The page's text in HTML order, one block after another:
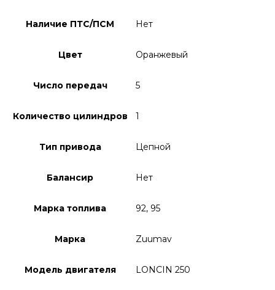
Наличие ПТС/ПСМ Нет
Цвет Оранжевый
Число передач 5
Количество цилиндров 1
Тип привода Цепной
Балансир Нет
Марка топлива 92, 95
Марка Zuumav
Модель двигателя LONCIN 250